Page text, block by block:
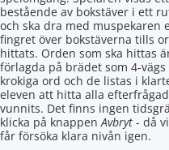
bestående av bokstäver i ett
och ska dra med muspekaren
fingret över bokstäverna tills
hittats. Orden som ska hittas
förlagda på brädet som 4-vägs
krokiga ord och de listas i
eleven att hitta alla
vunnits. Det finns ingen
klicka på knappenAvbryt - då
får försöka klara nivån igen.